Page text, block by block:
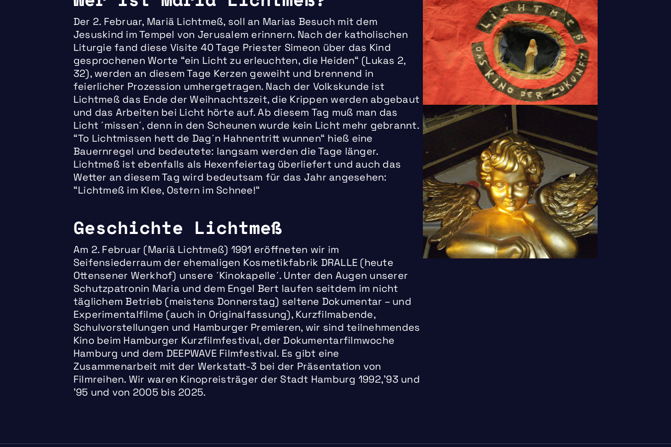
Der 2. Februar, Mariä Lichtmeß, soll an Marias Besuch mit dem
Jesuskind im Tempel von Jerusalem erinnern. Nach der katholischen
Liturgie fand diese Visite 40 Tage Priester Simeon über das Kind
gesprochenen Worte “ein Licht zu erleuchten, die Heiden“ (Lukas 2,
32), werden an diesem Tage Kerzen geweiht und brennend in
feierlicher Prozession umhergetragen. Nach der Volkskunde ist
Lichtmeß das Ende der Weihnachtszeit, die Krippen werden abgebaut
und das Arbeiten bei Licht hörte auf. Ab diesem Tag muß man das
Licht ´missen´, denn in den Scheunen wurde kein Licht mehr gebrannt.
“To Lichtmissen hett de Dag´n Hahnentritt wunnen“ hieß eine
Bauernregel und bedeutete: langsam werden die Tage länger.
Lichtmeß ist ebenfalls als Hexenfeiertag überliefert und auch das
Wetter an diesem Tag wird bedeutsam für das Jahr angesehen:
“Lichtmeß im Klee, Ostern im Schnee!“
Geschichte Lichtmeß
Am 2. Februar (Mariä Lichtmeß) 1991 eröffneten wir im
Seifensiederraum der ehemaligen Kosmetikfabrik DRALLE (heute
Ottensener Werkhof) unsere ´Kinokapelle´. Unter den Augen unserer
Schutzpatronin Maria und dem Engel Bert laufen seitdem im nicht
täglichem Betrieb (meistens Donnerstag) seltene Dokumentar – und
Experimentalfilme (auch in Originalfassung), Kurzfilmabende,
Schulvorstellungen und Hamburger Premieren, wir sind teilnehmendes
Kino beim Hamburger Kurzfilmfestival, der Dokumentarfilmwoche
Hamburg und dem DEEPWAVE Filmfestival. Es gibt eine
Zusammenarbeit mit der Werkstatt-3 bei der Präsentation von
Filmreihen. Wir waren Kinopreisträger der Stadt Hamburg 1992,’93 und
’95 und von 2005 bis 2025.